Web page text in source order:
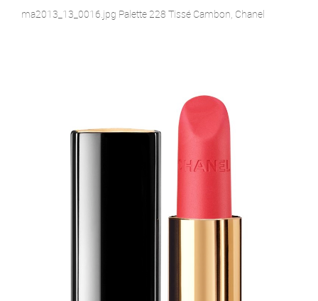
ma2013_13_0016.jpg Palette 228 Tissé Cambon, Chanel